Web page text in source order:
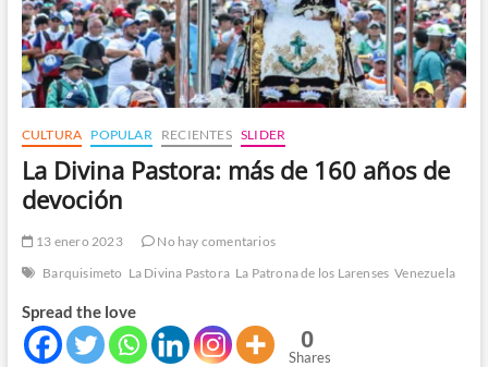
CULTURA POPULAR RECIENTES SLIDER
La Divina Pastora: más de 160 años de
devoción
13 enero 2023
No hay comentarios
Barquisimeto La Divina Pastora La Patrona de los Larenses Venezuela
Spread the love
0
Shares